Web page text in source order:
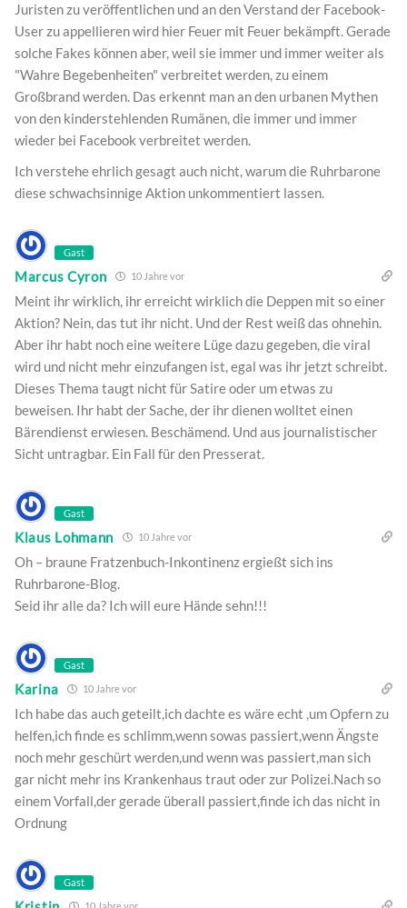
Juristen zu veröffentlichen und an den Verstand der Facebook-
User zu appellieren wird hier Feuer mit Feuer bekämpft. Gerade
solche Fakes können aber, weil sie immer und immer weiter als
"Wahre Begebenheiten" verbreitet werden, zu einem
Großbrand werden. Das erkennt man an den urbanen Mythen
von den kinderstehlenden Rumänen, die immer und immer
wieder bei Facebook verbreitet werden.
Ich verstehe ehrlich gesagt auch nicht, warum die Ruhrbarone
diese schwachsinnige Aktion unkommentiert lassen.
Gast
Marcus Cyron 10 Jahre vor
Meint ihr wirklich, ihr erreicht wirklich die Deppen mit so einer
Aktion? Nein, das tut ihr nicht. Und der Rest weiß das ohnehin.
Aber ihr habt noch eine weitere Lüge dazu gegeben, die viral
wird und nicht mehr einzufangen ist, egal was ihr jetzt schreibt.
Dieses Thema taugt nicht für Satire oder um etwas zu
beweisen. Ihr habt der Sache, der ihr dienen wolltet einen
Bärendienst erwiesen. Beschämend. Und aus journalistischer
Sicht untragbar. Ein Fall für den Presserat.
Gast
Klaus Lohmann 10 Jahre vor
Oh – braune Fratzenbuch-Inkontinenz ergießt sich ins
Ruhrbarone-Blog.
Seid ihr alle da? Ich will eure Hände sehn!!!
Gast
Karina 10 Jahre vor
Ich habe das auch geteilt,ich dachte es wäre echt ,um Opfern zu
helfen,ich finde es schlimm,wenn sowas passiert,wenn Ängste
noch mehr geschürt werden,und wenn was passiert,man sich
gar nicht mehr ins Krankenhaus traut oder zur Polizei.Nach so
einem Vorfall,der gerade überall passiert,finde ich das nicht in
Ordnung
Gast